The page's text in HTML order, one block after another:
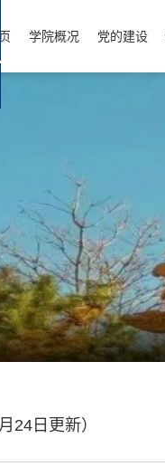
学院概况 党的建设
24日更新）